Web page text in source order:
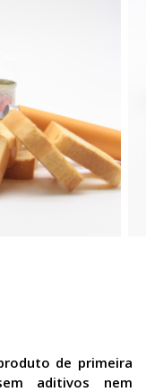
de primeira
aditivos nem